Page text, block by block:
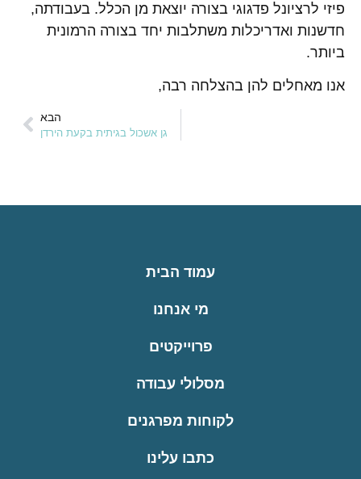
פיזי לרציונל פדגוגי בצורה יוצאת מן הכלל. בעבודתה,
חדשנות ואדריכלות משתלבות יחד בצורה הרמונית
ביותר.
אנו מאחלים להן בהצלחה רבה,
הבא
גן אשכול בגיתית בקעת הירדן
עמוד הבית
מי אנחנו
פרוייקטים
מסלולי עבודה
לקוחות מפרגנים
כתבו עלינו